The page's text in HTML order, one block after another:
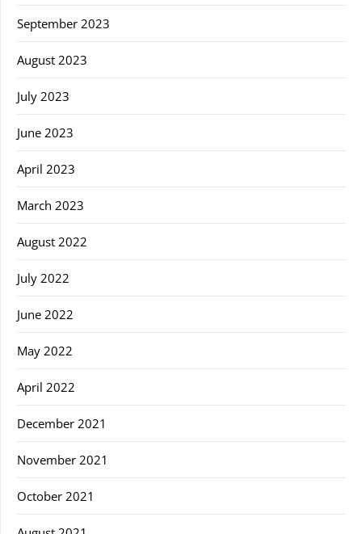
September 2023
August 2023
July 2023
June 2023
April 2023
March 2023
August 2022
July 2022
June 2022
May 2022
April 2022
December 2021
November 2021
October 2021